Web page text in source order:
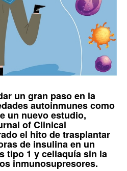
un gran paso en la
autoinmunes como
un nuevo estudio,
of Clinical
el hito de trasplantar
de insulina en un
tipo 1 y celiaquía sin la
inmunosupresores.